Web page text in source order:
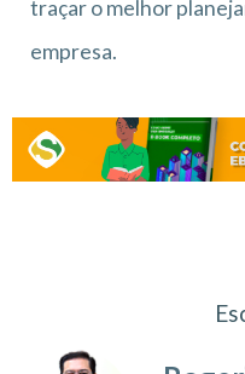
traçar o melhor
empresa.